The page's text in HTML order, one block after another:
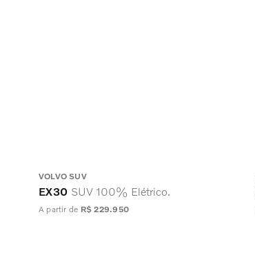
VOLVO SUV
EX30 SUV 100% Elétrico.
A partir de R$ 229.950